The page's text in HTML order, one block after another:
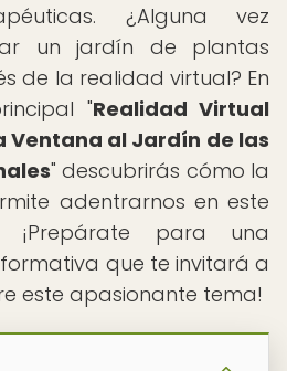
¿Alguna vez
un jardín de plantas
de la realidad virtual? En
"Realidad Virtual
Ventana al Jardín de las
" descubrirás cómo la
adentrarnos en este
¡Prepárate para una
que te invitará a
este apasionante tema!